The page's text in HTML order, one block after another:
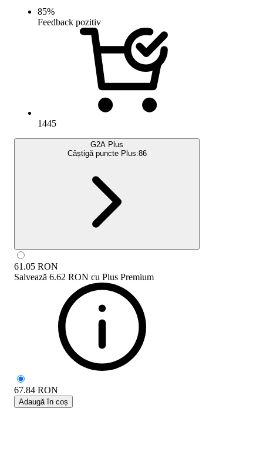
85%
Feedback pozitiv
1445
G2A Plus
Câștigă puncte Plus:86
61.05 RON
Salvează 6.62 RON cu Plus Premium
67.84 RON
Adaugă în coș